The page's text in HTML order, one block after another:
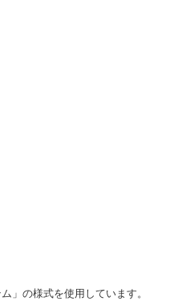
」の様式を使用しています。